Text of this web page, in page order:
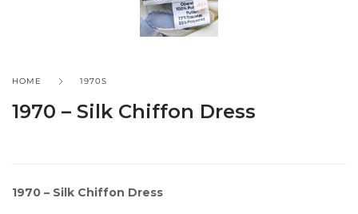
HOME 1970S
1970 – Silk Chiffon Dress
1970 – Silk Chiffon Dress